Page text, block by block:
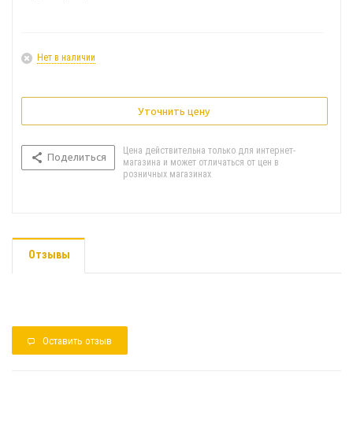
Нет в наличии
Уточнить цену
Поделиться
Цена действительна только для интернет-
магазина и может отличаться от цен в
розничных магазинах
Отзывы
Оставить отзыв